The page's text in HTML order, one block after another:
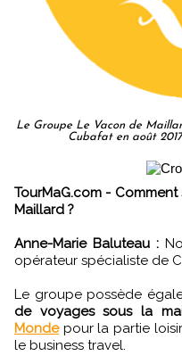
Le Groupe Le Vacon de
Cubafat en août
TourMaG.com - Comment se porte le groupe Le Vacon de
Maillard ?
Anne-Marie Baluteau :
opérateur spécialiste de
Le groupe possède
de voyages sous la
Mondepour la partie
le business travel.